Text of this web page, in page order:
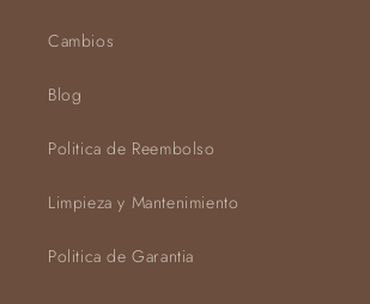
Cambios
Blog
Politica de Reembolso
Limpieza y Mantenimiento
Politica de Garantia